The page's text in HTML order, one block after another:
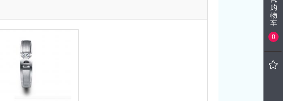
购
物
车
0